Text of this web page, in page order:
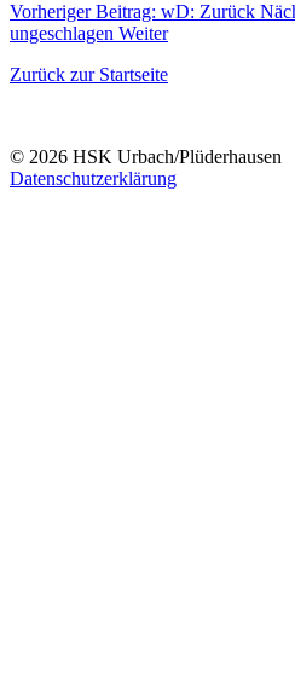
Vorheriger Beitrag: wD: Zurück
ungeschlagen Weiter
Zurück zur Startseite
© 2026 HSK Urbach/Plüderhausen
Datenschutzerklärung